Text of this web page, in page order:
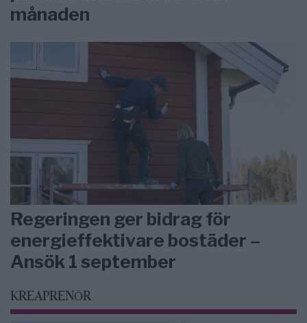
månaden
Regeringen ger bidrag för
energieffektivare bostäder –
Ansök 1 september
KREAPRENÖR